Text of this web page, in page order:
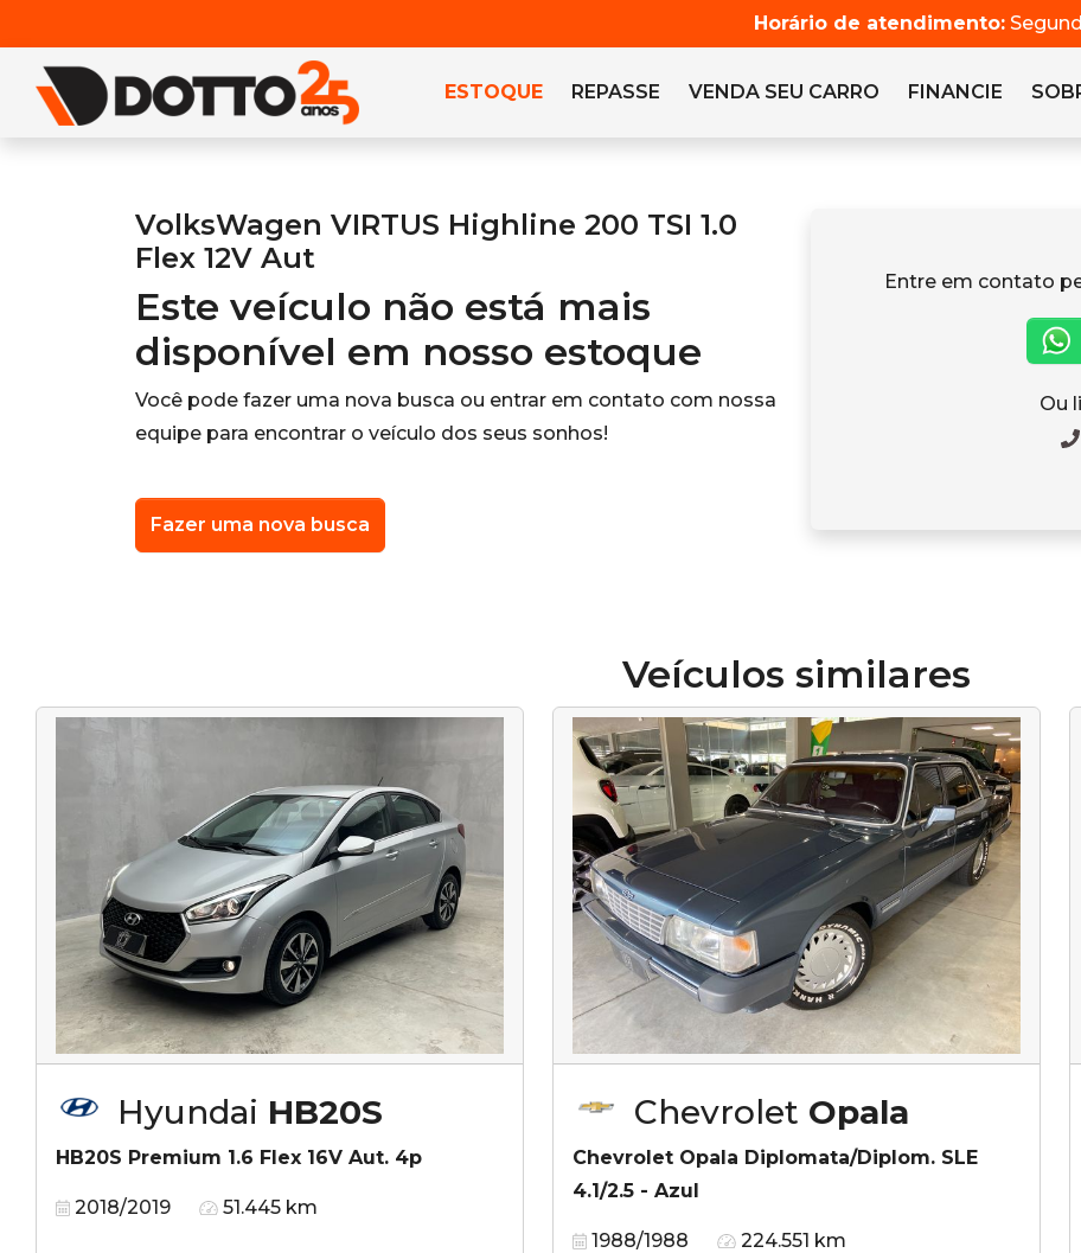
Horário de atendimento:
ESTOQUE REPASSE VENDA SEU CARRO FINANCIE
VolksWagen VIRTUS Highline 200 TSI 1.0
Flex 12V Aut
Este veículo não está mais
disponível em nosso estoque
Você pode fazer uma nova busca ou entrar em contato com nossa
equipe para encontrar o veículo dos seus sonhos!
Fazer uma nova busca
Entre em contato
Ou
Veículos similares
Hyundai HB20S
HB20S Premium 1.6 Flex 16V Aut. 4p
2018/2019 51.445 km
Chevrolet Opala
Chevrolet Opala Diplomata/Diplom. SLE
4.1/2.5 - Azul
1988/1988 224.551 km